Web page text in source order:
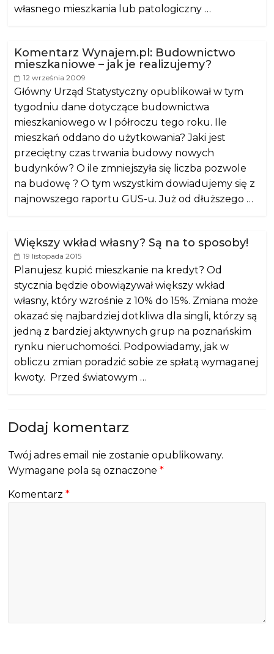
własnego mieszkania lub patologiczny …
Komentarz Wynajem.pl: Budownictwo
mieszkaniowe – jak je realizujemy?
12 września 2009
Główny Urząd Statystyczny opublikował w tym
tygodniu dane dotyczące budownictwa
mieszkaniowego w I półroczu tego roku. Ile
mieszkań oddano do użytkowania? Jaki jest
przeciętny czas trwania budowy nowych
budynków? O ile zmniejszyła się liczba pozwole
na budowę ? O tym wszystkim dowiadujemy się z
najnowszego raportu GUS-u. Już od dłuższego …
Większy wkład własny? Są na to sposoby!
19 listopada 2015
Planujesz kupić mieszkanie na kredyt? Od
stycznia będzie obowiązywał większy wkład
własny, który wzrośnie z 10% do 15%. Zmiana może
okazać się najbardziej dotkliwa dla singli, którzy są
jedną z bardziej aktywnych grup na poznańskim
rynku nieruchomości. Podpowiadamy, jak w
obliczu zmian poradzić sobie ze spłatą wymaganej
kwoty. Przed światowym …
Dodaj komentarz
Twój adres email nie zostanie opublikowany.
Wymagane pola są oznaczone*
Komentarz*